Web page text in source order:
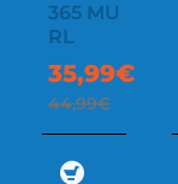
365 MU
RL
35,99€
44,99€